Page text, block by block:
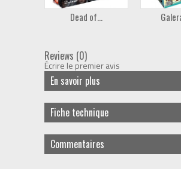
Dead of...
Reviews (0)
Écrire le premier avis
En savoir plus
Fiche technique
Commentaires